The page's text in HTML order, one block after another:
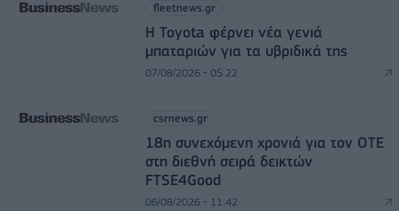
fleetnews.gr
Η Toyota φέρνει νέα γενιά
μπαταριών για τα υβριδικά της
07/08/2026 - 05:22
csrnews.gr
18η συνεχόμενη χρονιά για τον ΟΤΕ
στη διεθνή σειρά δεικτών
FTSE4Good
06/08/2026 - 11:42